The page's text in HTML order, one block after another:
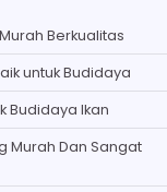
Berkualitas
untuk Budidaya
Budidaya Ikan
Murah Dan Sangat